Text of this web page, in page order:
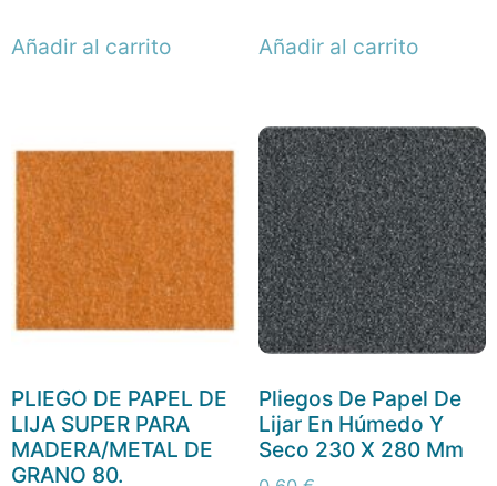
Añadir al carrito Añadir al carrito
PLIEGO DE PAPEL DE
LIJA SUPER PARA
MADERA/METAL DE
GRANO 80.
Pliegos De Papel De
Lijar En Húmedo Y
Seco 230 X 280 Mm